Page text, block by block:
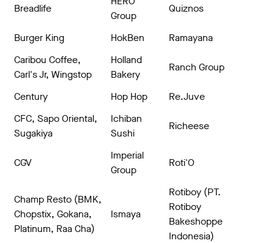
Breadlife
Group
Quiznos
Burger King HokBen
Ramayana
Caribou Coffee,
Carl's Jr, Wingstop
Holland
Bakery
Ranch Group
Century Hop Hop
Re.Juve
CFC, Sapo Oriental,
Sugakiya
Ichiban
Sushi
Richeese
CGV
Imperial
Group
Roti'O
Champ Resto (BMK,
Chopstix, Gokana,
Platinum, Raa Cha)
Ismaya
Rotiboy (PT.
Rotiboy
Bakeshoppe
Indonesia)